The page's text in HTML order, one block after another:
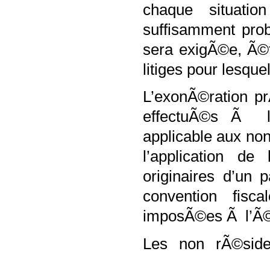
chaque
suffisamment
sera exigÃ©e,
litiges pour
L’exonÃ©ration
effectuÃ©s Ã
applicable aux
l’application
originaires d’un
convention
imposÃ©es Ã
Les non